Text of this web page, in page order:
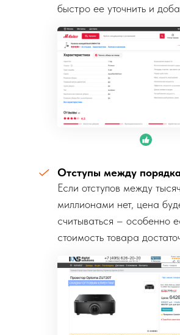
быстро ее уточнить и
корзину.
Отступы между
Если отступов между
миллионами нет, цена
считываться – особенно
стоимость товара
крупная.